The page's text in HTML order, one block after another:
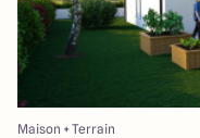
Maison + Terrain